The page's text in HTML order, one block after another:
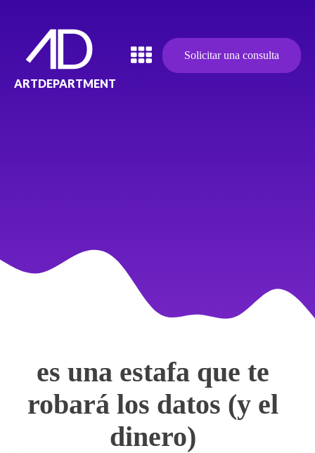
ARTDEPARTMENT
Solicitar una consulta
es una estafa que te
robará los datos (y el
dinero)